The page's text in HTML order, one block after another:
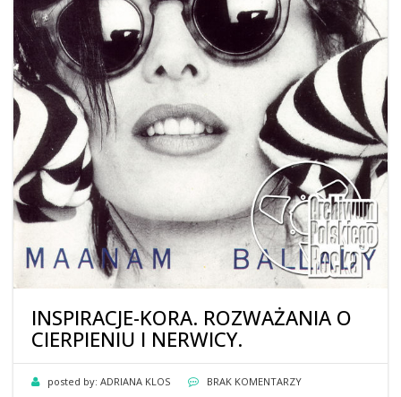
INSPIRACJE-KORA. ROZWAŻANIA O
CIERPIENIU I NERWICY.
posted by: ADRIANA KLOS
BRAK KOMENTARZY